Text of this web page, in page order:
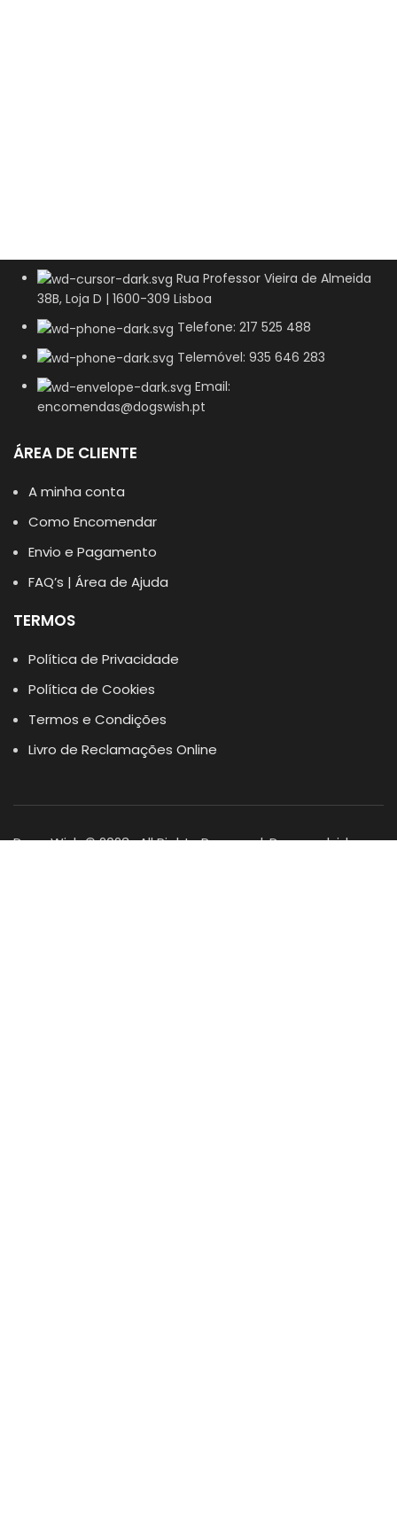
Rua Professor Vieira de Almeida
38B, Loja D | 1600-309 Lisboa
Telefone: 217 525 488
Telemóvel: 935 646 283
Email:
encomendas@dogswish.pt
ÁREA DE CLIENTE
A minha conta
Como Encomendar
Envio e Pagamento
FAQ’s | Área de Ajuda
TERMOS
Política de Privacidade
Política de Cookies
Termos e Condições
Livro de Reclamações Online
Dogs Wish © 2023 . All Rights Reserved. Desenvolvido por